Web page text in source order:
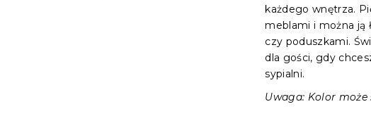
każdego wnętrza.
meblami i można ją
czy poduszkami.
dla gości, gdy
sypialni.
Uwaga: Kolor może